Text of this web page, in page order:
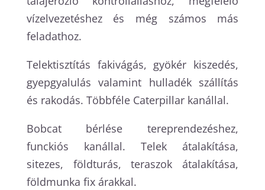
vízelvezetéshez és még számos más
feladathoz.
Telektisztítás fakivágás, gyökér kiszedés,
gyepgyalulás valamint hulladék szállítás
és rakodás. Többféle Caterpillar kanállal.
Bobcat bérlése tereprendezéshez,
funckiós kanállal. Telek átalakítása,
sitezes, földturás, teraszok átalakítása,
földmunka fix árakkal.